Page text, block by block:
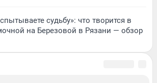
судьбу»: что творится в
на Березовой в Рязани — обзор